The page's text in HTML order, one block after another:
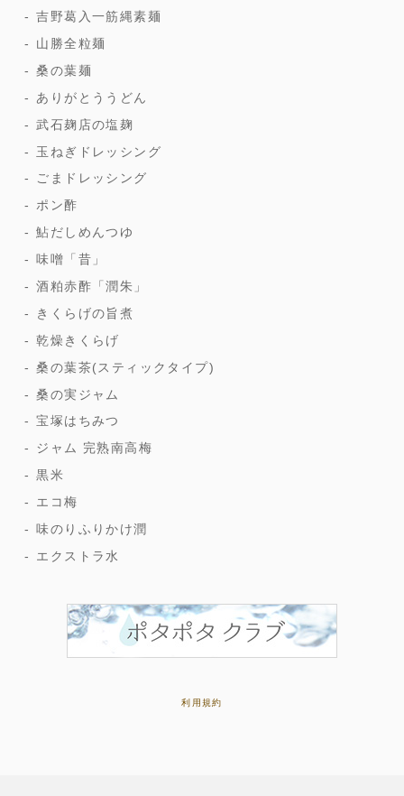
吉野葛入一筋縄素麺
山勝全粒麺
桑の葉麺
ありがとううどん
武石麹店の塩麹
玉ねぎドレッシング
ごまドレッシング
ポン酢
鮎だしめんつゆ
味噌「昔」
酒粕赤酢「潤朱」
きくらげの旨煮
乾燥きくらげ
桑の葉茶(スティックタイプ)
桑の実ジャム
宝塚はちみつ
ジャム 完熟南高梅
黒米
エコ梅
味のりふりかけ潤
エクストラ水
利用規約